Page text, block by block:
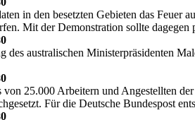
in den besetzten Gebieten das Feuer
Mit der Demonstration sollte
des australischen Ministerpräsidenten
von 25.000 Arbeitern und Angestellten
Für die Deutsche Bundespost